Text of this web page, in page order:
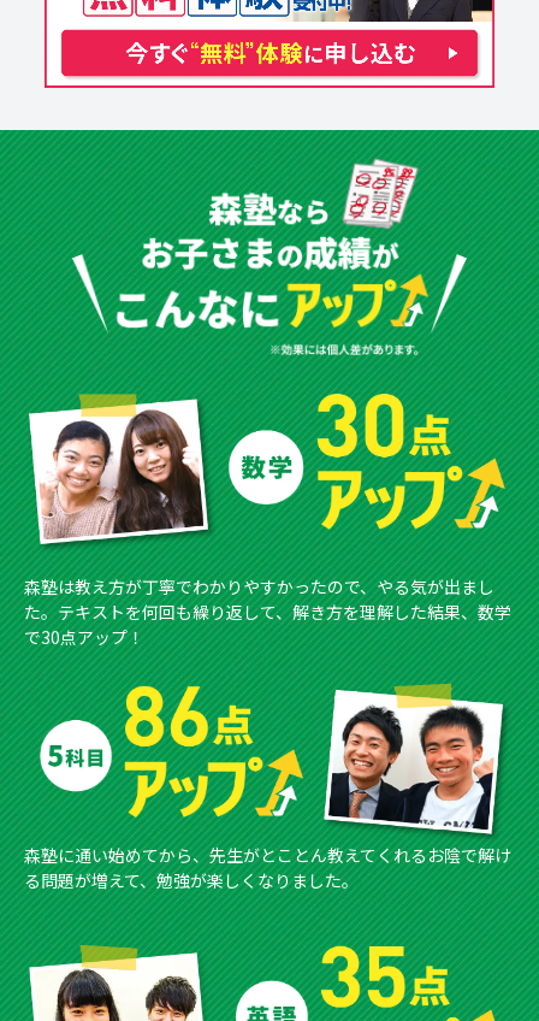
森塾は教え方が丁寧でわかりやすかったので、やる気が出まし
た。テキストを何回も繰り返して、解き方を理解した結果、数学
で30点アップ！
森塾に通い始めてから、先生がとことん教えてくれるお陰で解け
る問題が増えて、勉強が楽しくなりました。